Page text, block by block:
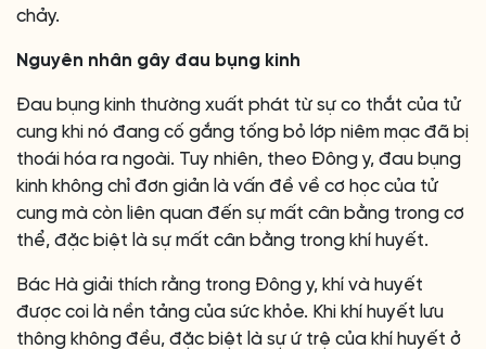
chảy.
Nguyên nhân gây đau bụng kinh
Đau bụng kinh thường xuất phát từ sự co thắt của tử
cung khi nó đang cố gắng tống bỏ lớp niêm mạc đã bị
thoái hóa ra ngoài. Tuy nhiên, theo Đông y, đau bụng
kinh không chỉ đơn giản là vấn đề về cơ học của tử
cung mà còn liên quan đến sự mất cân bằng trong cơ
thể, đặc biệt là sự mất cân bằng trong khí huyết.
Bác Hà giải thích rằng trong Đông y, khí và huyết
được coi là nền tảng của sức khỏe. Khi khí huyết lưu
thông không đều, đặc biệt là sự ứ trệ của khí huyết ở